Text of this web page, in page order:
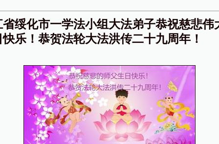
绥化市一学法小组大法弟子恭祝慈悲伟
乐！恭贺法轮大法洪传二十九周年！